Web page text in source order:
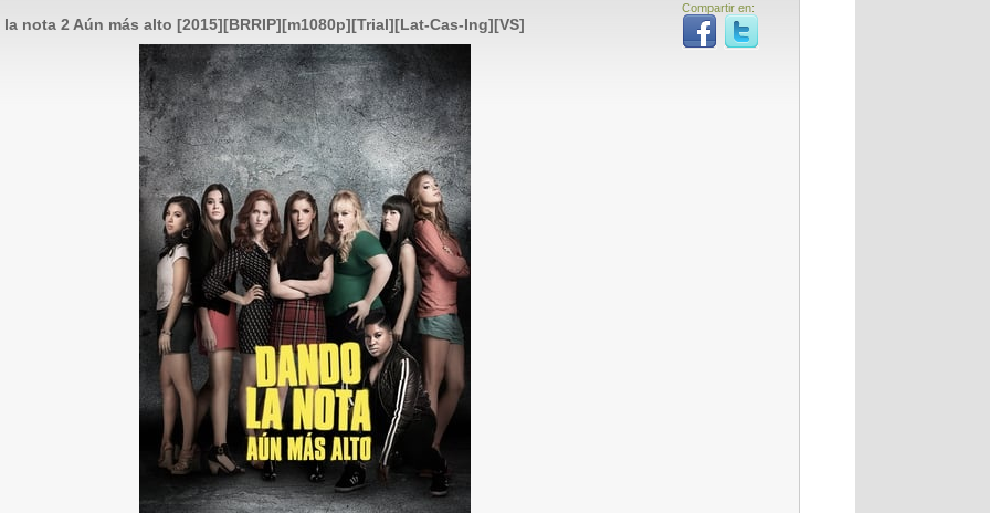
Compartir en:
la nota 2 Aún más alto [2015][BRRIP][m1080p][Trial][Lat-Cas-Ing][VS]